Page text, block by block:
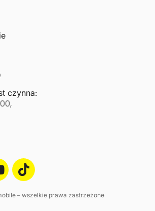
czynna:
– wszelkie prawa zastrzeżone